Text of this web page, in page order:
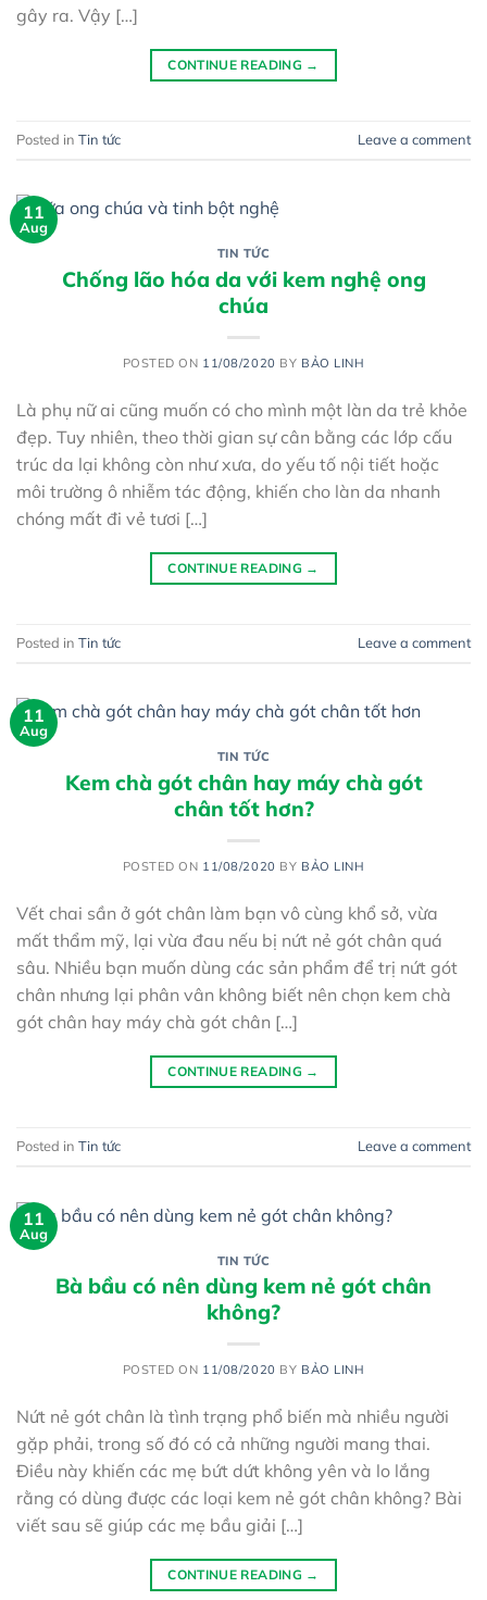
gây ra. Vậy […]
CONTINUE READING →
Posted in Tin tức Leave a comment
11
Aug
TIN TỨC
Chống lão hóa da với kem nghệ ong
chúa
POSTED ON 11/08/2020 BY BẢO LINH
Là phụ nữ ai cũng muốn có cho mình một làn da trẻ khỏe
đẹp. Tuy nhiên, theo thời gian sự cân bằng các lớp cấu
trúc da lại không còn như xưa, do yếu tố nội tiết hoặc
môi trường ô nhiễm tác động, khiến cho làn da nhanh
chóng mất đi vẻ tươi […]
CONTINUE READING →
Posted in Tin tức Leave a comment
11
Aug
TIN TỨC
Kem chà gót chân hay máy chà gót
chân tốt hơn?
POSTED ON 11/08/2020 BY BẢO LINH
Vết chai sần ở gót chân làm bạn vô cùng khổ sở, vừa
mất thẩm mỹ, lại vừa đau nếu bị nứt nẻ gót chân quá
sâu. Nhiều bạn muốn dùng các sản phẩm để trị nứt gót
chân nhưng lại phân vân không biết nên chọn kem chà
gót chân hay máy chà gót chân […]
CONTINUE READING →
Posted in Tin tức Leave a comment
11
Aug
TIN TỨC
Bà bầu có nên dùng kem nẻ gót chân
không?
POSTED ON 11/08/2020 BY BẢO LINH
Nứt nẻ gót chân là tình trạng phổ biến mà nhiều người
gặp phải, trong số đó có cả những người mang thai.
Điều này khiến các mẹ bứt dứt không yên và lo lắng
rằng có dùng được các loại kem nẻ gót chân không? Bài
viết sau sẽ giúp các mẹ bầu giải […]
CONTINUE READING →